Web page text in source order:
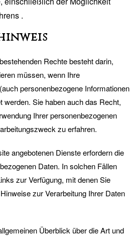
.
Rechte besteht darin,
müssen, wenn Ihre
personenbezogene Informationen
werden. Sie haben auch das Recht,
Ihrer personenbezogenen
zu erfahren.
angebotenen Dienste erfordern die
Daten. In solchen Fällen
zur Verfügung, mit denen Sie
zur Verarbeitung Ihrer Daten
Überblick über die Art und